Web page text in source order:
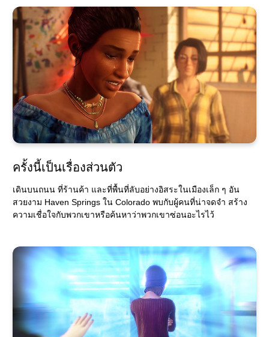
ครั้งนี้เป็นเรื่องส่วนตัว
เดินบนถนน ที่ร้านค้า และที่พื้นที่ลับอย่างอิสระในเมืองเล็ก ๆ อัน
สวยงาม Haven Springs ใน Colorado พบกับผู้คนที่น่าจดจำ สร้าง
ความเชื่อใจกับพวกเขาหรือค้นหาว่าพวกเขาซ่อนอะไรไว้